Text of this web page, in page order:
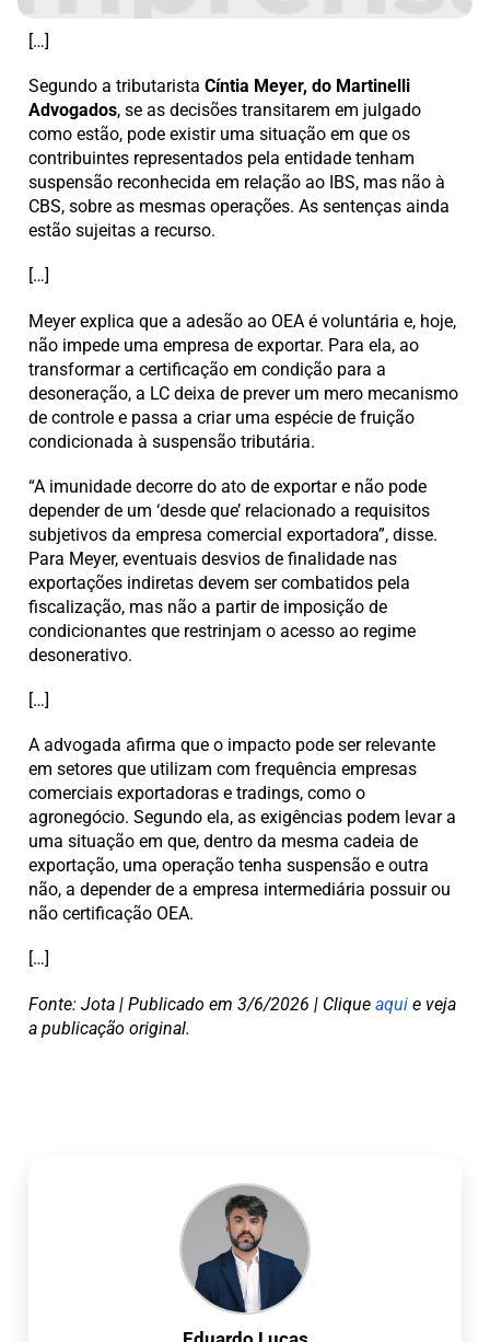
[…]
Segundo a tributarista Cíntia Meyer, do Martinelli
Advogados, se as decisões transitarem em julgado
como estão, pode existir uma situação em que os
contribuintes representados pela entidade tenham
suspensão reconhecida em relação ao IBS, mas não à
CBS, sobre as mesmas operações. As sentenças ainda
estão sujeitas a recurso.
[…]
Meyer explica que a adesão ao OEA é voluntária e, hoje,
não impede uma empresa de exportar. Para ela, ao
transformar a certificação em condição para a
desoneração, a LC deixa de prever um mero mecanismo
de controle e passa a criar uma espécie de fruição
condicionada à suspensão tributária.
“A imunidade decorre do ato de exportar e não pode
depender de um ‘desde que’ relacionado a requisitos
subjetivos da empresa comercial exportadora”, disse.
Para Meyer, eventuais desvios de finalidade nas
exportações indiretas devem ser combatidos pela
fiscalização, mas não a partir de imposição de
condicionantes que restrinjam o acesso ao regime
desonerativo.
[…]
A advogada afirma que o impacto pode ser relevante
em setores que utilizam com frequência empresas
comerciais exportadoras e tradings, como o
agronegócio. Segundo ela, as exigências podem levar a
uma situação em que, dentro da mesma cadeia de
exportação, uma operação tenha suspensão e outra
não, a depender de a empresa intermediária possuir ou
não certificação OEA.
[…]
Fonte: Jota | Publicado em 3/6/2026 | Clique aqui e veja
a publicação original.